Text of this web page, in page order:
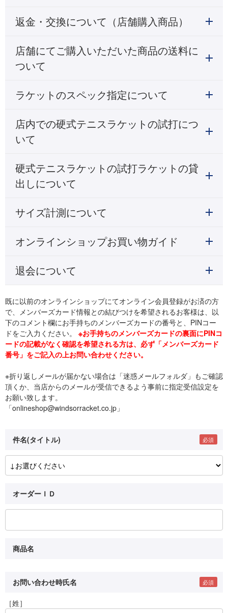
返金・交換について（店舗購入商品）
店舗にてご購入いただいた商品の送料に
ついて
ラケットのスペック指定について
店内での硬式テニスラケットの試打につ
いて
硬式テニスラケットの試打ラケットの貸
出しについて
サイズ計測について
オンラインショップお買い物ガイド
退会について
既に以前のオンラインショップにてオンライン会員登録がお済の方
で、メンバーズカード情報との結びつけを希望されるお客様は、以
下のコメント欄にお手持ちのメンバーズカードの番号と、PINコー
ドをご入力ください。 ※お手持ちのメンバーズカードの裏面にPINコ
ードの記載がなく確認を希望される方は、必ず「メンバーズカード
番号」をご記入の上お問い合わせください。
※折り返しメールが届かない場合は「迷惑メールフォルダ」もご確認
頂くか、当店からのメールが受信できるよう事前に指定受信設定を
お願い致します。
「onlineshop@windsorracket.co.jp」
件名(タイトル)
オーダーＩＤ
商品名
お問い合わせ時氏名
［姓］